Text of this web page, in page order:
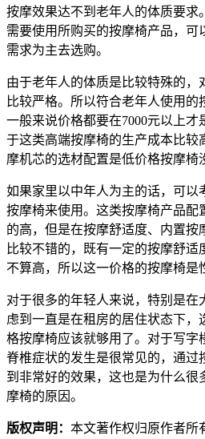
按摩效果达不到老年人的体质要求
需要使用所购买的按摩椅产品，可
需求为主去选购。
由于老年人的体质是比较特殊的，
比较严格。所以符合老年人使用的
一般来说价格都要在7000元以上
于这类高端按摩椅的生产成本比较
摩机芯的选材配置是低价格按摩椅
如果家里以中年人为主的话，可以
按摩椅来使用。这类按摩椅产品配
的高，但是在按摩舒适度、内置按
比较不错的，既有一定的按摩舒
不算高，所以这一价格的按摩椅是
对于很多的年轻人来说，特别是在
虑到一直是在租房的居住状态下，
格按摩椅应该就够用了。对于写字
脊椎症状的发生是很常见的，通过
到非常好的效果，这也是为什么很
摩椅的原因。
版权声明： 本文著作权归原作者所